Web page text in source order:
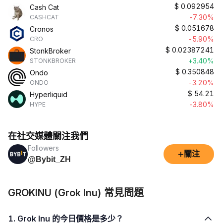
Cash Cat
CASHCAT
$ 0.092954
-7.30%
Cronos
CRO
$ 0.051678
-5.90%
StonkBroker
STONKBROKER
$ 0.02387241
+3.40%
Ondo
ONDO
$ 0.350848
-3.20%
Hyperliquid
HYPE
$ 54.21
-3.80%
在社交媒體關注我們
Followers
@Bybit_ZH
+ 關注
GROKINU (Grok Inu) 常見問題
1. Grok Inu 的今日價格是多少？